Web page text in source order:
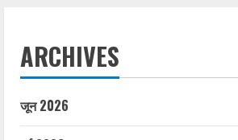
ARCHIVES
जून 2026